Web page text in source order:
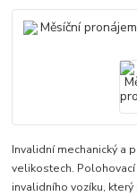
Invalidní mechanický a
velikostech.
invalidního vozíku,